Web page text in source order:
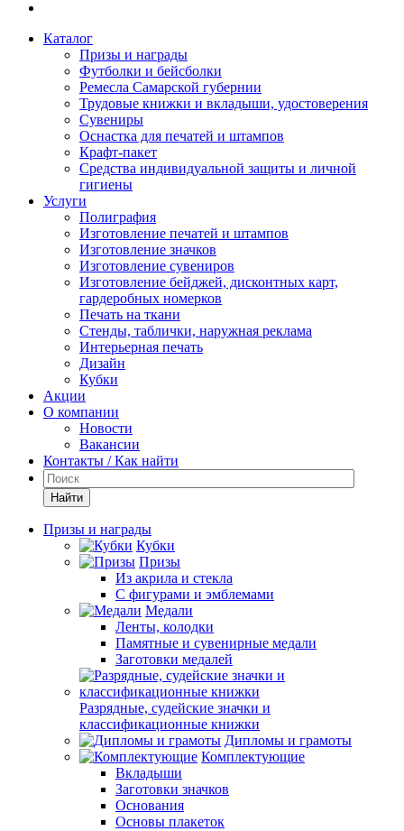
Каталог
Призы и награды
Футболки и бейсболки
Ремесла Самарской губернии
Трудовые книжки и вкладыши, удостоверения
Сувениры
Оснастка для печатей и штампов
Крафт-пакет
Средства индивидуальной защиты и личной
гигиены
Услуги
Полиграфия
Изготовление печатей и штампов
Изготовление значков
Изготовление сувениров
Изготовление бейджей, дисконтных карт,
гардеробных номерков
Печать на ткани
Стенды, таблички, наружная реклама
Интерьерная печать
Дизайн
Кубки
Акции
О компании
Новости
Вакансии
Контакты / Как найти
Найти
Призы и награды
Кубки
Призы
Из акрила и стекла
С фигурами и эмблемами
Медали
Ленты, колодки
Памятные и сувенирные медали
Заготовки медалей
Разрядные, судейские значки и
классификационные книжки
Дипломы и грамоты
Комплектующие
Вкладыши
Заготовки значков
Основания
Основы плакеток